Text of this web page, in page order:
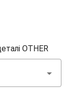
OTHER